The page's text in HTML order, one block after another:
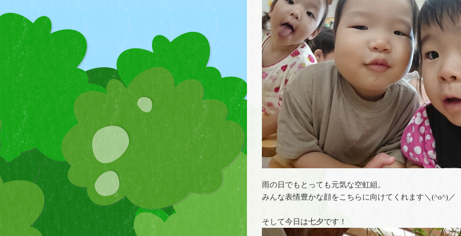
雨の日でもとっても元気な空虹組。
みんな表情豊かな顔をこちらに向けてくれます＼(^o^)／
そして今日は七夕です！